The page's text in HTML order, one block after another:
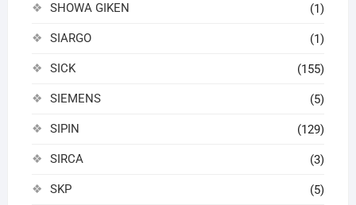
SHOWA GIKEN (1)
SIARGO (1)
SICK (155)
SIEMENS (5)
SIPIN (129)
SIRCA (3)
SKP (5)